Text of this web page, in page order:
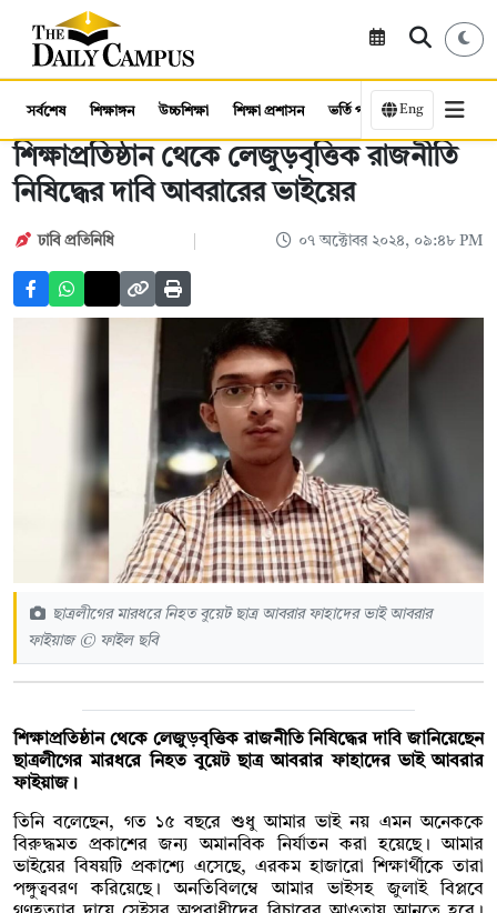
সর্বশেষ শিক্ষাঙ্গন উচ্চশিক্ষা শিক্ষা প্রশাসন ভর্তি পরীক্ষা কর্মসংস্থান
Eng
শিক্ষাপ্রতিষ্ঠান থেকে লেজুড়বৃত্তিক রাজনীতি
নিষিদ্ধের দাবি আবরারের ভাইয়ের
ঢাবি প্রতিনিধি ০৭ অক্টোবর ২০২৪, ০৯:৪৮ PM
ছাত্রলীগের মারধরে নিহত বুয়েট ছাত্র আবরার ফাহাদের ভাই আবরার
ফাইয়াজ © ফাইল ছবি
শিক্ষাপ্রতিষ্ঠান থেকে লেজুড়বৃত্তিক রাজনীতি নিষিদ্ধের দাবি জানিয়েছেন
ছাত্রলীগের মারধরে নিহত বুয়েট ছাত্র আবরার ফাহাদের ভাই আবরার
ফাইয়াজ।
তিনি বলেছেন, গত ১৫ বছরে শুধু আমার ভাই নয় এমন অনেককে
বিরুদ্ধমত প্রকাশের জন্য অমানবিক নির্যাতন করা হয়েছে। আমার
ভাইয়ের বিষয়টি প্রকাশ্যে এসেছে, এরকম হাজারো শিক্ষার্থীকে তারা
পঙ্গুত্ববরণ করিয়েছে। অনতিবিলম্বে আমার ভাইসহ জুলাই বিপ্লবে